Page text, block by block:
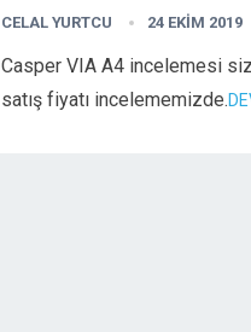
CELAL YURTCU 24 EKIM 2019
Casper VIA A4 incelemesi
satış fiyatı incelememizde.